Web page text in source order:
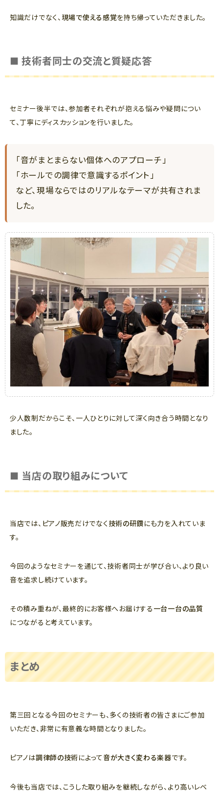
知識だけでなく、 現場で使える感覚を持ち帰っていただきました。
■ 技術者同士の交流と質疑応答
セミナー後半では、参加者それぞれが抱える悩みや疑問につい
て、丁寧にディスカッションを行いました。
「音がまとまらない個体へのアプローチ」
「ホールでの調律で意識するポイント」
など、現場ならではのリアルなテーマが共有されま
した。
少人数制だからこそ、一人ひとりに対して深く向き合う時間となり
ました。
■ 当店の取り組みについて
当店では、ピアノ販売だけでなく 技術の研鑽にも力を入れていま
す。
今回のようなセミナーを通じて、技術者同士が学び合い、より良い
音を追求し続けています。
その積み重ねが、最終的にお客様へお届けする 一台一台の品質
につながると考えています。
まとめ
第三回となる今回のセミナーも、多くの技術者の皆さまにご参加
いただき、非常に有意義な時間となりました。
ピアノは調律師の技術によって 音が大きく変わる楽器です。
今後も当店では、こうした取り組みを継続しながら、より高いレベ